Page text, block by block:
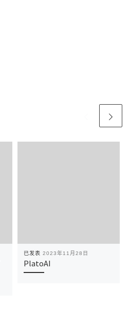
已发表 2023年11月28日
PlatoAI